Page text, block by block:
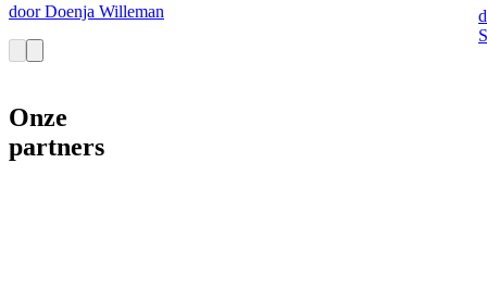
door Doenja Willeman
Onze
partners